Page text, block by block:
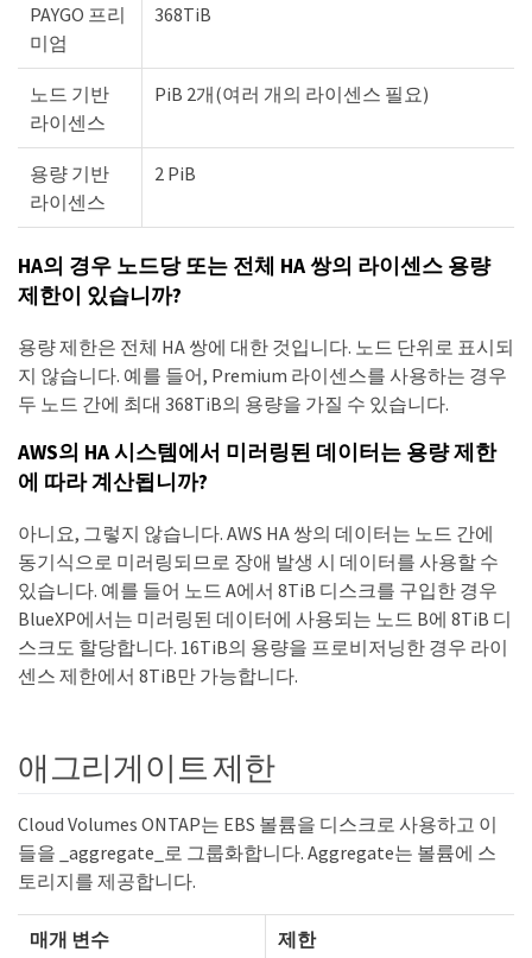
PAYGO 프리
미엄
368TiB
노드 기반
라이센스
PiB 2개(여러 개의 라이센스 필요)
용량 기반
라이센스
2 PiB
HA의 경우 노드당 또는 전체 HA 쌍의 라이센스 용량
제한이 있습니까?
용량 제한은 전체 HA 쌍에 대한 것입니다. 노드 단위로 표시되
지 않습니다. 예를 들어, Premium 라이센스를 사용하는 경우
두 노드 간에 최대 368TiB의 용량을 가질 수 있습니다.
AWS의 HA 시스템에서 미러링된 데이터는 용량 제한
에 따라 계산됩니까?
아니요, 그렇지 않습니다. AWS HA 쌍의 데이터는 노드 간에
동기식으로 미러링되므로 장애 발생 시 데이터를 사용할 수
있습니다. 예를 들어 노드 A에서 8TiB 디스크를 구입한 경우
BlueXP에서는 미러링된 데이터에 사용되는 노드 B에 8TiB 디
스크도 할당합니다. 16TiB의 용량을 프로비저닝한 경우 라이
센스 제한에서 8TiB만 가능합니다.
애그리게이트 제한
Cloud Volumes ONTAP는 EBS 볼륨을 디스크로 사용하고 이
들을 _aggregate_로 그룹화합니다. Aggregate는 볼륨에 스
토리지를 제공합니다.
매개 변수 제한